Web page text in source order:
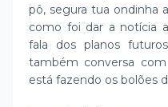
pô, segura tua ondinha
como foi dar a notícia
fala dos planos
também conversa
está fazendo os bolões